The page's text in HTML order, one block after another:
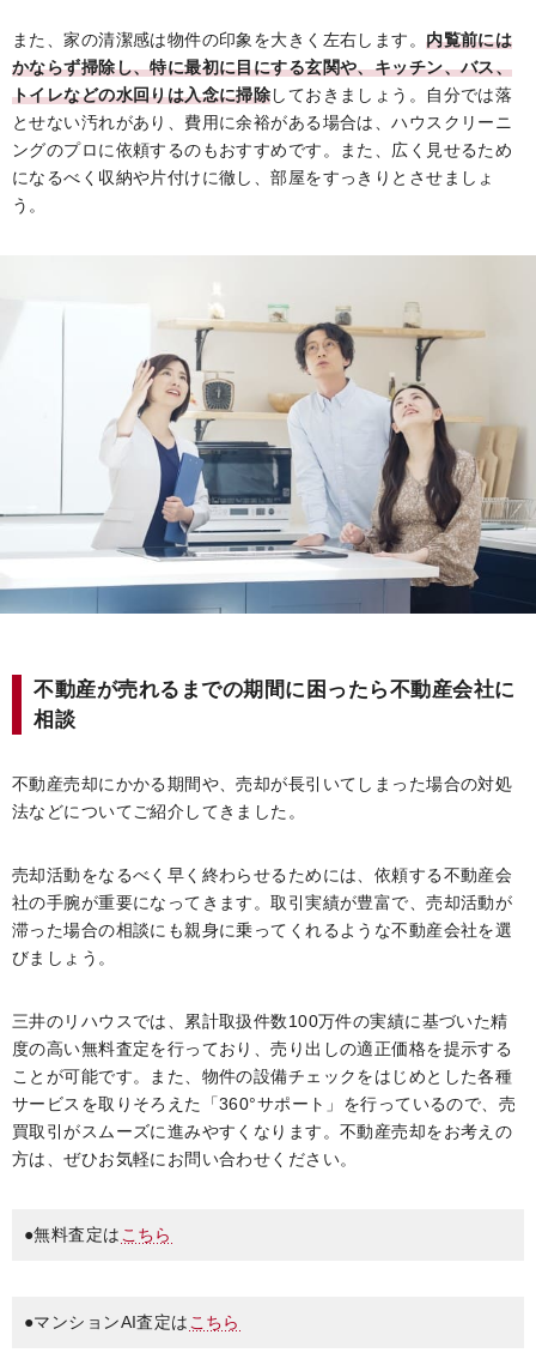
また、家の清潔感は物件の印象を大きく左右します。内覧前には
かならず掃除し、特に最初に目にする玄関や、キッチン、バス、
トイレなどの水回りは入念に掃除しておきましょう。自分では落
とせない汚れがあり、費用に余裕がある場合は、ハウスクリーニ
ングのプロに依頼するのもおすすめです。また、広く見せるため
になるべく収納や片付けに徹し、部屋をすっきりとさせましょ
う。
不動産が売れるまでの期間に困ったら不動産会社に
相談
不動産売却にかかる期間や、売却が長引いてしまった場合の対処
法などについてご紹介してきました。
売却活動をなるべく早く終わらせるためには、依頼する不動産会
社の手腕が重要になってきます。取引実績が豊富で、売却活動が
滞った場合の相談にも親身に乗ってくれるような不動産会社を選
びましょう。
三井のリハウスでは、累計取扱件数100万件の実績に基づいた精
度の高い無料査定を行っており、売り出しの適正価格を提示する
ことが可能です。また、物件の設備チェックをはじめとした各種
サービスを取りそろえた「360°サポート」を行っているので、売
買取引がスムーズに進みやすくなります。不動産売却をお考えの
方は、ぜひお気軽にお問い合わせください。
●無料査定は こちら
●マンションAI査定は こちら